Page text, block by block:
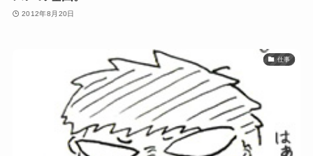
2012年8月20日
仕事